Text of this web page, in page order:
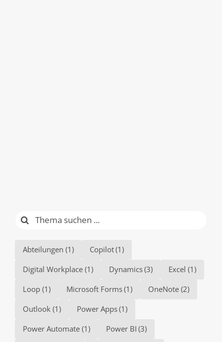
Suche
nach:
Abteilungen (1) Copilot(1)
Digital Workplace (1) Dynamics(3) Excel (1)
Loop (1) Microsoft Forms(1) OneNote (2)
Outlook (1) Power Apps(1)
Power Automate (1) Power BI (3)